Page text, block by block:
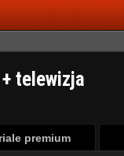
telewizja
premium